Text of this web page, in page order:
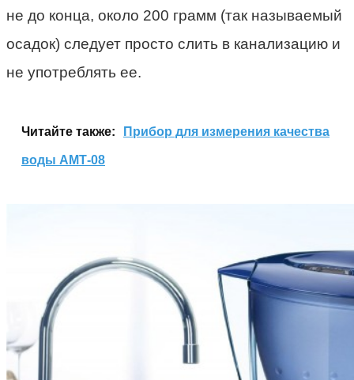
не до конца, около 200 грамм (так называемый
осадок) следует просто слить в канализацию и
не употреблять ее.
Читайте также: Прибор для измерения качества
воды АМТ-08